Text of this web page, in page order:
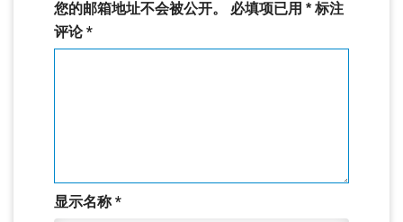
您的邮箱地址不会被公开。 必填项已用 * 标注
评论*
显示名称*